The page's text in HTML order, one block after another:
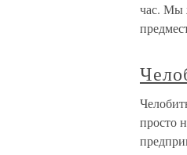
час. Мы
просто